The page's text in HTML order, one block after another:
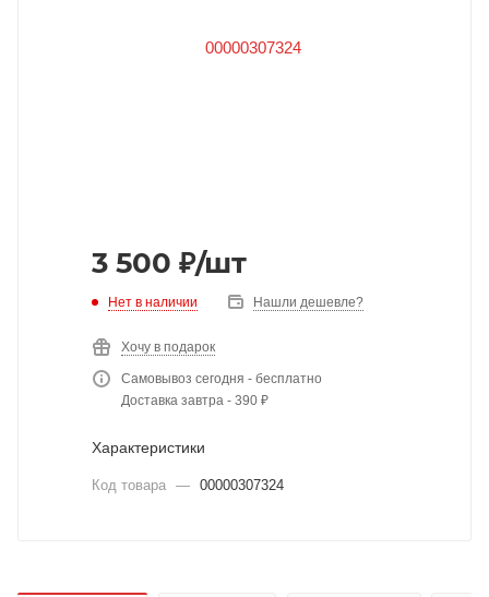
3 500 ₽/шт
Нет в наличии Нашли дешевле?
Хочу в подарок
Самовывоз сегодня - бесплатно
Доставка завтра - 390 ₽
Характеристики
Код товара — 00000307324